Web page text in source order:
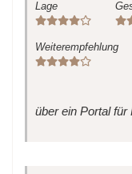
Lage
Weiterempfehlung
über ein Portal für